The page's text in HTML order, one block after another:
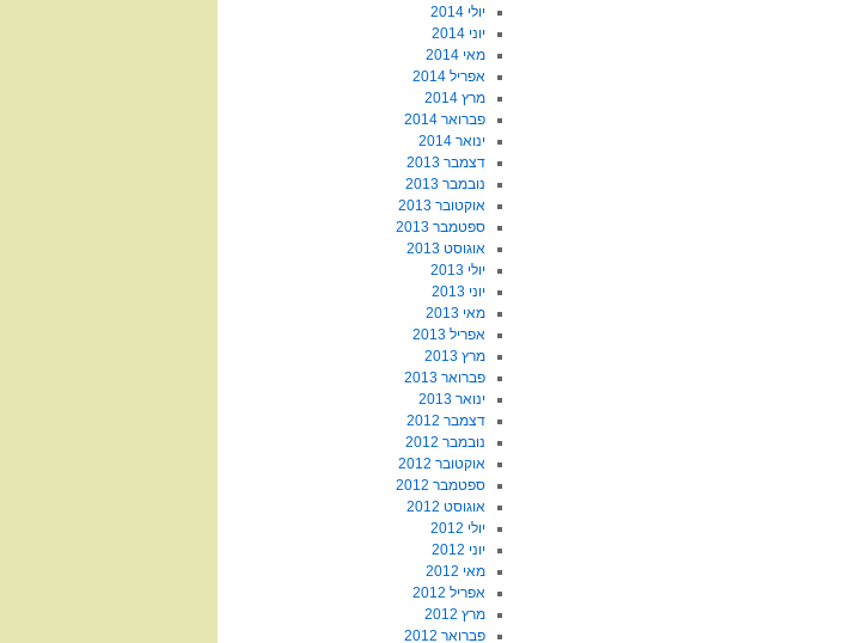
יולי 2014
יוני 2014
מאי 2014
אפריל 2014
מרץ 2014
פברואר 2014
ינואר 2014
דצמבר 2013
נובמבר 2013
אוקטובר 2013
ספטמבר 2013
אוגוסט 2013
יולי 2013
יוני 2013
מאי 2013
אפריל 2013
מרץ 2013
פברואר 2013
ינואר 2013
דצמבר 2012
נובמבר 2012
אוקטובר 2012
ספטמבר 2012
אוגוסט 2012
יולי 2012
יוני 2012
מאי 2012
אפריל 2012
מרץ 2012
פברואר 2012